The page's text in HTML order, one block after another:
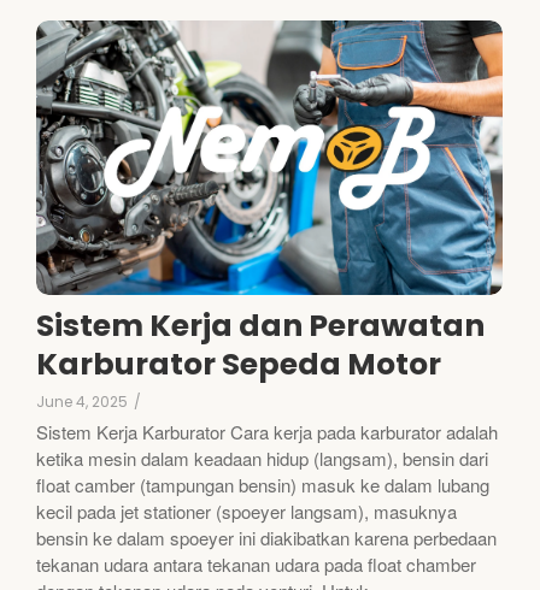
Sistem Kerja dan Perawatan
Karburator Sepeda Motor
June 4, 2025 /
Sistem Kerja Karburator Cara kerja pada karburator adalah
ketika mesin dalam keadaan hidup (langsam), bensin dari
float camber (tampungan bensin) masuk ke dalam lubang
kecil pada jet stationer (spoeyer langsam), masuknya
bensin ke dalam spoeyer ini diakibatkan karena perbedaan
tekanan udara antara tekanan udara pada float chamber